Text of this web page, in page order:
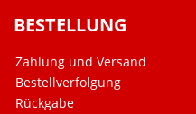
BESTELLUNG
Zahlung und Versand
Bestellverfolgung
Rückgabe